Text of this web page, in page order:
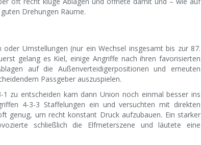
Drehungen Räume.
Umstellungen (nur ein Wechsel insgesamt bis zur 87.
gelang es Kiel, einige Angriffe nach ihren favorisierten
auf die Außenverteidigerpositionen und erneuten
Passgeber auszuspielen.
zu entscheiden kam dann Union noch einmal besser ins
4-3-3 Staffelungen ein und versuchten mit direkten
genug, um recht konstant Druck aufzubauen. Ein starker
schließlich die Elfmeterszene und läutete eine